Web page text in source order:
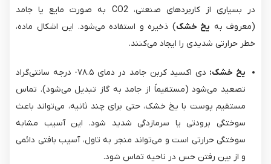
در بسیاری از کاربردهای صنعتی، CO2​ به صورت مایع یا جامد
(معروف به یخ خشک) ذخیره و استفاده می‌شود. این اشکال ماده،
خطر حرارتی شدیدی را ایجاد می‌کنند.
یخ خشک:
دی اکسید کربن جامد در دمای ۷۸.۵- درجه سانتی‌گراد
تصعید می‌شود (مستقیماً از جامد به گاز تبدیل می‌شود). تماس
مستقیم پوست با یخ خشک، حتی برای چند ثانیه، می‌تواند باعث
سوختگی برودتی یا سرمازدگی شدید شود. این آسیب مشابه
سوختگی حرارتی است و می‌تواند منجر به تاول، آسیب بافتی دائمی
و از بین رفتن حس در ناحیه تماس شود.